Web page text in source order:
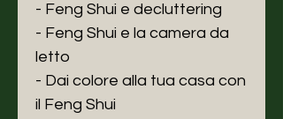
- Feng Shui e decluttering
- Feng Shui e la camera da
letto
- Dai colore alla tua casa con
il Feng Shui